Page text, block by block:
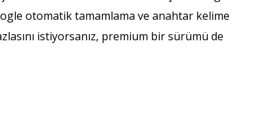
otomatik tamamlama ve anahtar kelime
istiyorsanız, premium bir sürümü de